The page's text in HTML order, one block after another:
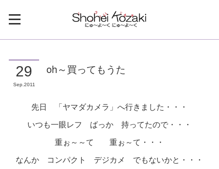
29
Sep 2011
oh～買ってもうた
先日 「ヤマダカメラ」へ行きました・・・
いつも一眼レフ ばっか 持ってたので・・・
重ぉ～～て 重ぉ～て・・・
なんか コンパクト デジカメ でもないかと・・・